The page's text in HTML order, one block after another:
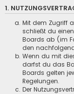
1.
Mit dem Zugriff
schließt du
Boards ab (im
den
Wenn du mit
darfst du das
Boards gelten
Regelungen.
Der